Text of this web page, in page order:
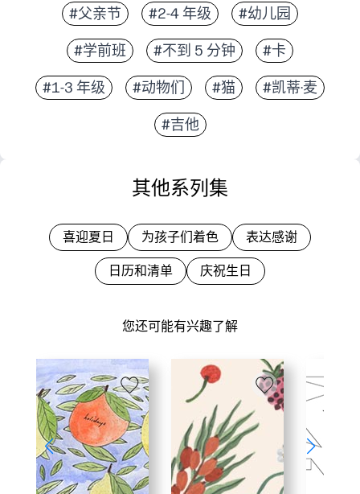
#父亲节 #2-4 年级 #幼儿园
#学前班 #不到 5 分钟 #卡
#1-3 年级 #动物们 #猫 #凯蒂·麦
#吉他
您还可能有兴趣了解
其他系列集
喜迎夏日 为孩子们着色 表达感谢
日历和清单 庆祝生日